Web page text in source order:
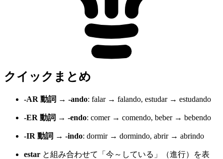
クイックまとめ
-AR 動詞 → -ando: falar → falando, estudar → estudando
-ER 動詞 → -endo: comer → comendo, beber → bebendo
-IR 動詞 → -indo: dormir → dormindo, abrir → abrindo
estar と組み合わせて「今～している」（進行）を表